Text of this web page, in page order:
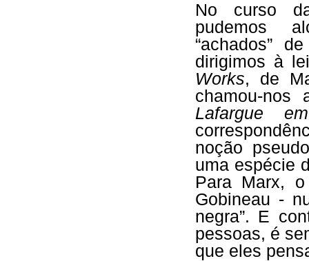
No curso
pudemos
“achados”
dirigimos à
Works, de
chamou-
Lafargue
noção
uma espécie
Para Marx,
Gobineau -
negra”. E
pessoas, é
que eles